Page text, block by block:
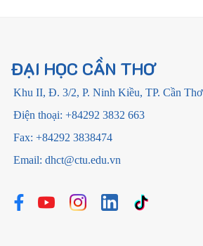
ĐẠI HỌC CẦN THƠ
Khu II, Đ. 3/2, P. Ninh Kiều, TP. Cần Thơ
Điện thoại: +84292 3832 663
Fax: +84292 3838474
Email: dhct@ctu.edu.vn